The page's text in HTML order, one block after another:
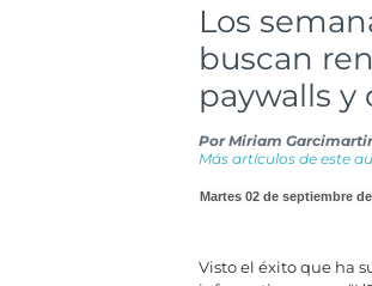
Los
buscan
paywalls y
PorMiriam
Más artículos de este
martes 02 de septiembre
Visto el éxito que ha